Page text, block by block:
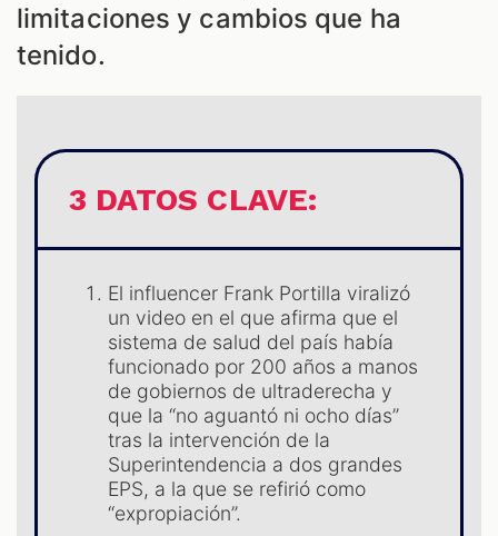
limitaciones y cambios que ha
tenido.
3 DATOS CLAVE:
El influencer Frank Portilla viralizó
un video en el que afirma que el
sistema de salud del país había
funcionado por 200 años a manos
de gobiernos de ultraderecha y
que la “no aguantó ni ocho días”
tras la intervención de la
Superintendencia a dos grandes
EPS, a la que se refirió como
“expropiación”.